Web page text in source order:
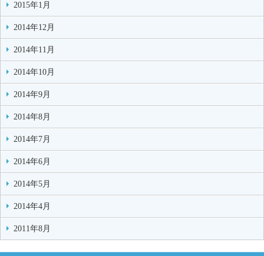
2015年1月
2014年12月
2014年11月
2014年10月
2014年9月
2014年8月
2014年7月
2014年6月
2014年5月
2014年4月
2011年8月